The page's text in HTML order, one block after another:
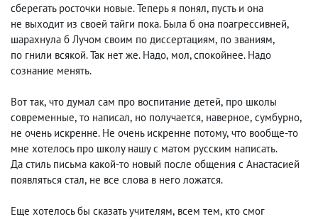
сберегать росточки новые. Теперь я понял, пусть и она
не выходит из своей тайги пока. Была б она поагрессивней,
шарахнула б Лучом своим по диссертациям, по званиям,
по гнили всякой. Так нет же. Надо, мол, спокойнее. Надо
сознание менять.
Вот так, что думал сам про воспитание детей, про школы
современные, то написал, но получается, наверное, сумбурно,
не очень искренне. Не очень искренне потому, что вообще-то
мне хотелось про школу нашу с матом русским написать.
Да стиль письма какой-то новый после общения с Анастасией
появляться стал, не все слова в него ложатся.
Еще хотелось бы сказать учителям, всем тем, кто смог